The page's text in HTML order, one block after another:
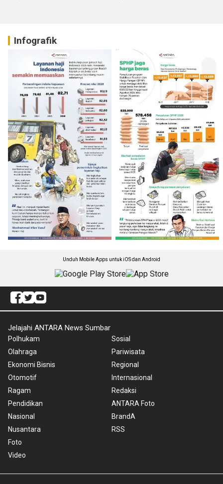
Infografik
Unduh Mobile Apps untuk iOS dan Android
Jelajahi ANTARA News Sumbar
Polhukam
Olahraga
Ekonomi Bisnis
Otomotif
Ragam
Pendidikan
Nasional
Nusantara
Foto
Video
Sosial
Pariwisata
Regional
Internasional
Redaksi
ANTARA Foto
BrandA
RSS